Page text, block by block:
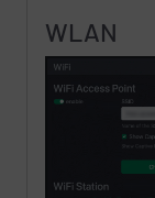
WLAN